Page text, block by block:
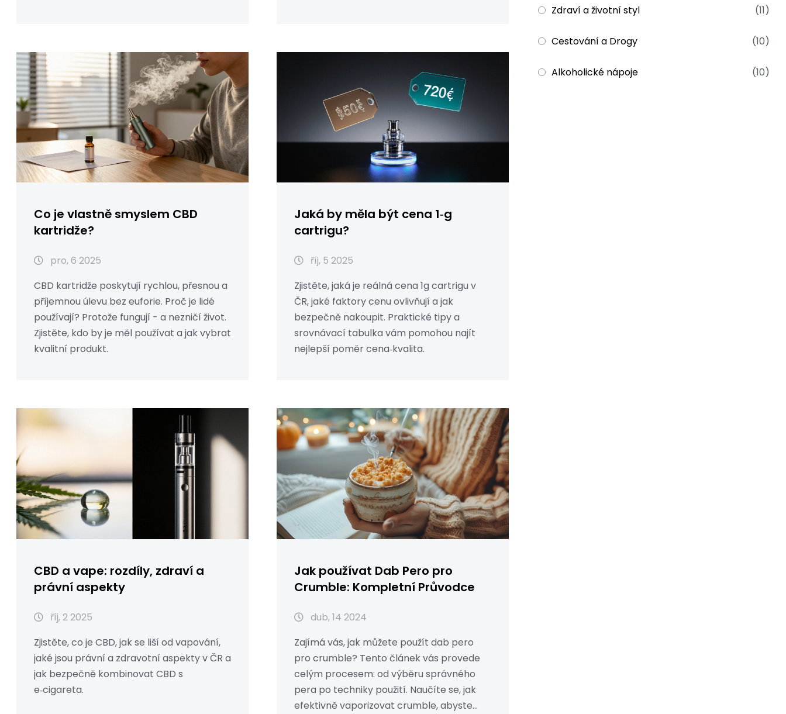
Co je vlastně smyslem CBD
kartridže?
pro, 6 2025
CBD kartridže poskytují rychlou, přesnou a
příjemnou úlevu bez euforie. Proč je lidé
používají? Protože fungují - a nezničí život.
Zjistěte, kdo by je měl používat a jak vybrat
kvalitní produkt.
Jaká by měla být cena 1‑g
cartrigu?
říj, 5 2025
Zjistěte, jaká je reálná cena 1g cartrigu v
ČR, jaké faktory cenu ovlivňují a jak
bezpečně nakoupit. Praktické tipy a
srovnávací tabulka vám pomohou najít
nejlepší poměr cena‑kvalita.
CBD a vape: rozdíly, zdraví a
právní aspekty
říj, 2 2025
Zjistěte, co je CBD, jak se liší od vapování,
jaké jsou právní a zdravotní aspekty v ČR a
jak bezpečně kombinovat CBD s
e‑cigareta.
Jak používat Dab Pero pro
Crumble: Kompletní Průvodce
dub, 14 2024
Zajímá vás, jak můžete použít dab pero
pro crumble? Tento článek vás provede
celým procesem: od výběru správného
pera po techniky použití. Naučíte se, jak
efektivně vaporizovat crumble, abyste
Zdraví a životní styl (11)
Cestování a Drogy (10)
Alkoholické nápoje (10)